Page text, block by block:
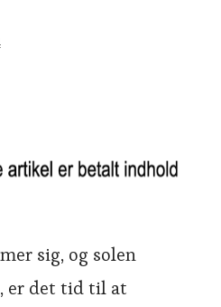
sig, og solen
er det tid til at